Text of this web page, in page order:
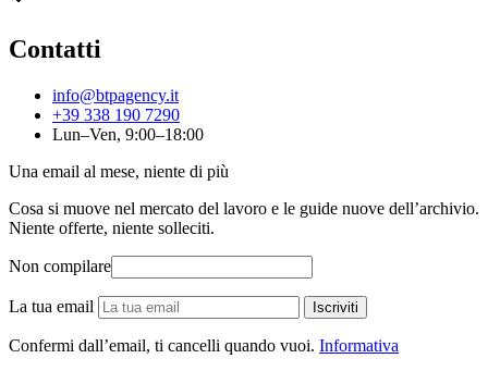
Contatti
info@btpagency.it
+39 338 190 7290
Lun–Ven, 9:00–18:00
Una email al mese, niente di più
Cosa si muove nel mercato del lavoro e le guide nuove dell’archivio.
Niente offerte, niente solleciti.
Non compilare
La tua email Iscriviti
Confermi dall’email, ti cancelli quando vuoi. Informativa